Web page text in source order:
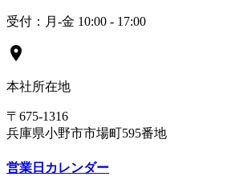
受付：月-金 10:00 - 17:00
location_on
本社所在地
〒675-1316
兵庫県小野市市場町595番地
営業日カレンダー